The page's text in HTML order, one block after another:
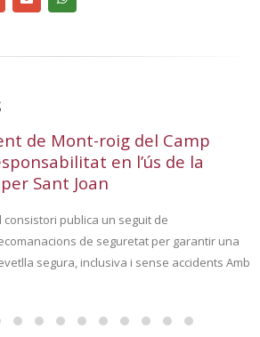
de Mont-roig del Camp
en l’ús de la
Sant Joan
consistori publica un seguit de
de seguretat per garantir una
segura, inclusiva i sense accidents Amb